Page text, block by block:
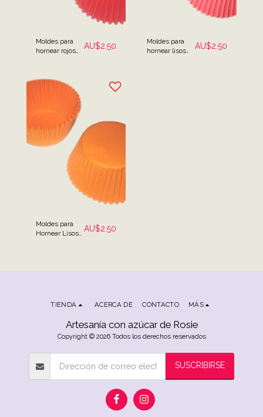
Moldes para
hornear rojos
AU$2.50
Moldes para
hornear lisos
AU$2.50
Moldes para
Hornear Lisos
AU$2.50
Artesanía con azúcar de Rosie
Copyright © 2026 Todos los derechos reservados
TIENDA ACERCA DE CONTACTO MÁS
SUSCRIBIRSE